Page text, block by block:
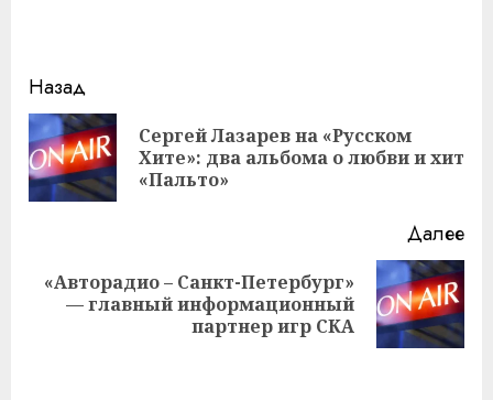
Навигация
записи
Назад
Сергей Лазарев на «Русском
Хите»: два альбома о любви и хит
«Пальто»
Далее
Следующая
«Авторадио – Санкт-Петербург»
— главный информационный
партнер игр СКА